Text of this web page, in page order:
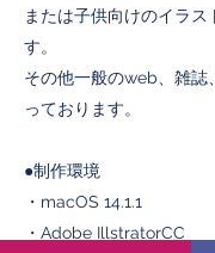
または子供向けのイラス
す。
その他一般のweb、雑誌
っております。
●制作環境
・macOS 14.1.1
・Adobe IllstratorCC